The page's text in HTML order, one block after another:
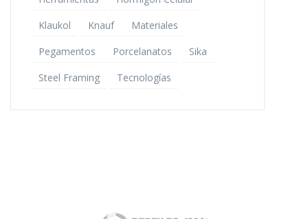
Klaukol
Knauf
Materiales
Pegamentos
Porcelanatos
Sika
Steel Framing
Tecnologías